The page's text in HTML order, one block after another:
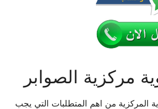
مركزية الصوابر
المركزية من اهم المتطلبات التي يجب